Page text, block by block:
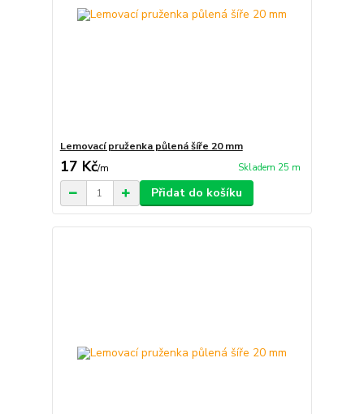
Lemovací pruženka půlená šíře 20 mm
17 Kč/m Skladem 25 m
Přidat do košíku